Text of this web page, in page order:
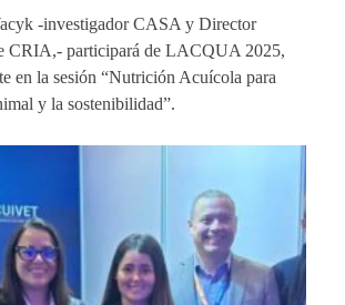
-investigador CASA y Director
CRIA,- participará de LACQUA 2025,
en la sesión “Nutrición Acuícola para
y la sostenibilidad”.